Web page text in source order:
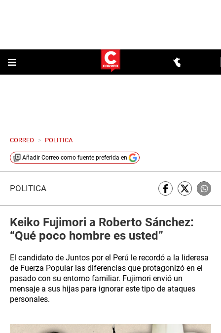
CORREO > POLITICA
Añadir Correo como fuente preferida en
POLÍTICA
Keiko Fujimori a Roberto Sánchez:
“Qué poco hombre es usted”
El candidato de Juntos por el Perú le recordó a la lideresa
de Fuerza Popular las diferencias que protagonizó en el
pasado con su entorno familiar. Fujimori envió un
mensaje a sus hijas para ignorar este tipo de ataques
personales.